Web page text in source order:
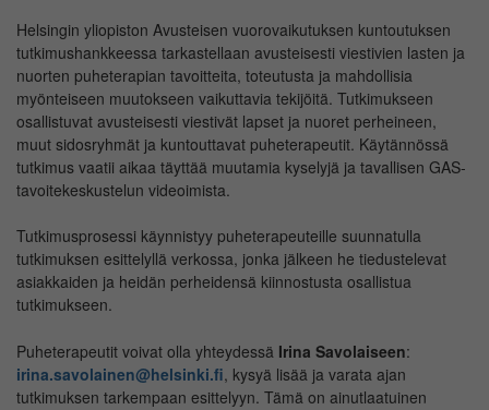
Helsingin yliopiston Avusteisen vuorovaikutuksen kuntoutuksen
tutkimushankkeessa tarkastellaan avusteisesti viestivien lasten ja
nuorten puheterapian tavoitteita, toteutusta ja mahdollisia
myönteiseen muutokseen vaikuttavia tekijöitä. Tutkimukseen
osallistuvat avusteisesti viestivät lapset ja nuoret perheineen,
muut sidosryhmät ja kuntouttavat puheterapeutit. Käytännössä
tutkimus vaatii aikaa täyttää muutamia kyselyjä ja tavallisen GAS-
tavoitekeskustelun videoimista.
Tutkimusprosessi käynnistyy puheterapeuteille suunnatulla
tutkimuksen esittelyllä verkossa, jonka jälkeen he tiedustelevat
asiakkaiden ja heidän perheidensä kiinnostusta osallistua
tutkimukseen.
Puheterapeutit voivat olla yhteydessä Irina Savolaiseen:
irina.savolainen@helsinki.fi, kysyä lisää ja varata ajan
tutkimuksen tarkempaan esittelyyn. Tämä on ainutlaatuinen